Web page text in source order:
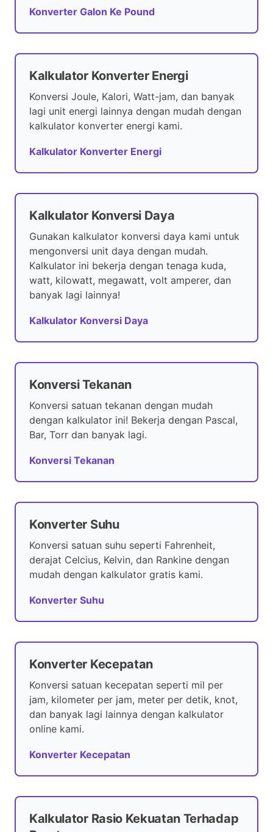
Konverter Galon Ke Pound
Kalkulator Konverter Energi
Konversi Joule, Kalori, Watt-jam, dan banyak
lagi unit energi lainnya dengan mudah dengan
kalkulator konverter energi kami.
Kalkulator Konverter Energi
Kalkulator Konversi Daya
Gunakan kalkulator konversi daya kami untuk
mengonversi unit daya dengan mudah.
Kalkulator ini bekerja dengan tenaga kuda,
watt, kilowatt, megawatt, volt amperer, dan
banyak lagi lainnya!
Kalkulator Konversi Daya
Konversi Tekanan
Konversi satuan tekanan dengan mudah
dengan kalkulator ini! Bekerja dengan Pascal,
Bar, Torr dan banyak lagi.
Konversi Tekanan
Konverter Suhu
Konversi satuan suhu seperti Fahrenheit,
derajat Celcius, Kelvin, dan Rankine dengan
mudah dengan kalkulator gratis kami.
Konverter Suhu
Konverter Kecepatan
Konversi satuan kecepatan seperti mil per
jam, kilometer per jam, meter per detik, knot,
dan banyak lagi lainnya dengan kalkulator
online kami.
Konverter Kecepatan
Kalkulator Rasio Kekuatan Terhadap